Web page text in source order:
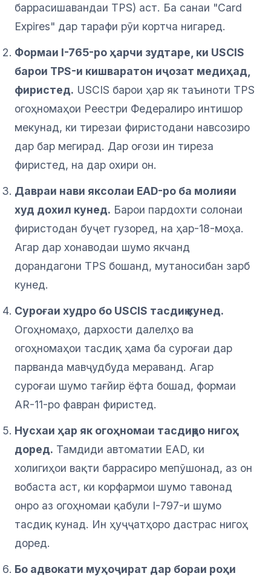
баррасишавандаи TPS) аст. Ба санаи "Card
Expires" дар тарафи рӯи кортча нигаред.
Формаи I-765-ро ҳарчи зудтаре, ки USCIS
барои TPS-и кишваратон иҷозат медиҳад,
фиристед. USCIS барои ҳар як таъиноти TPS
огоҳномаҳои Реестри Федералиро интишор
мекунад, ки тирезаи фиристодани навсозиро
дар бар мегирад. Дар оғози ин тиреза
фиристед, на дар охири он.
Давраи нави яксолаи EAD-ро ба молияи
худ дохил кунед. Барои пардохти солонаи
фиристодан буҷет гузоред, на ҳар-18-моҳа.
Агар дар хонаводаи шумо якчанд
дорандагони TPS бошанд, мутаносибан зарб
кунед.
Суроғаи худро бо USCIS тасдиқ кунед.
Огоҳномаҳо, дархости далелҳо ва
огоҳномаҳои тасдиқ ҳама ба суроғаи дар
парванда мавҷудбуда мераванд. Агар
суроғаи шумо тағйир ёфта бошад, формаи
AR-11-ро фавран фиристед.
Нусхаи ҳар як огоҳномаи тасдиқро нигоҳ
доред. Тамдиди автоматии EAD, ки
холигиҳои вақти баррасиро мепӯшонад, аз он
вобаста аст, ки корфармои шумо тавонад
онро аз огоҳномаи қабули I-797-и шумо
тасдиқ кунад. Ин ҳуҷҷатҳоро дастрас нигоҳ
доред.
Бо адвокати муҳоҷират дар бораи роҳи